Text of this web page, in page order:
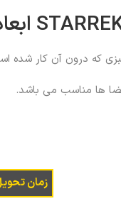
که درون آن کار شده
ها مناسب می باشد.
زمان تحویل کالا 1 الی 7